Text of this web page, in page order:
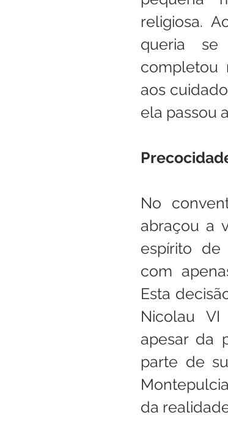
religiosa.
queria se
completou
aos
ela passou
No
abraçou a
espírito de
com
Esta
Nicolau
apesar da
parte de
da